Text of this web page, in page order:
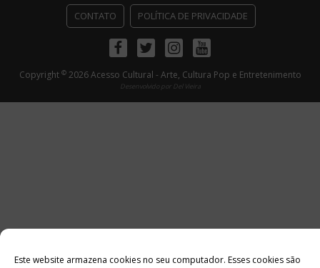
Este website armazena cookies no seu computador. Esses cookies são
CONTATO POLÍTICA DE PRIVACIDADE
FacebookTwitterInstagramYoutube
Copyright ©2026 Acesso Cultural - Arte, Cultura Pop e Entretenimento
Desenvolvido por Del Vieira